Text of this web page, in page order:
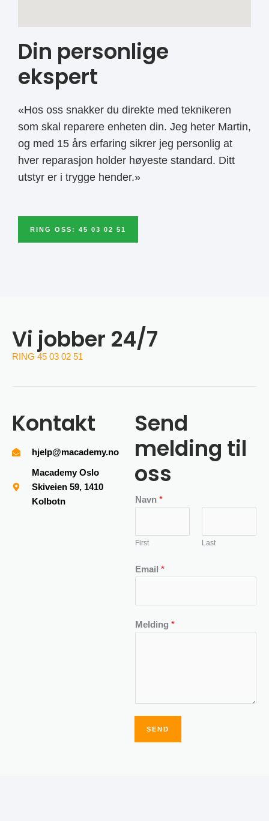
Din personlige
ekspert
«Hos oss snakker du direkte med teknikeren
som skal reparere enheten din. Jeg heter Martin,
og med 15 års erfaring sikrer jeg personlig at
hver reparasjon holder høyeste standard. Ditt
utstyr er i trygge hender.»
RING OSS: 45 03 02 51
Vi jobber 24/7
RING 45 03 02 51
Kontakt
hjelp@macademy.no
Macademy Oslo
Skiveien 59, 1410
Kolbotn
Send
melding til
oss
Navn *
First Last
Email *
Melding *
SEND